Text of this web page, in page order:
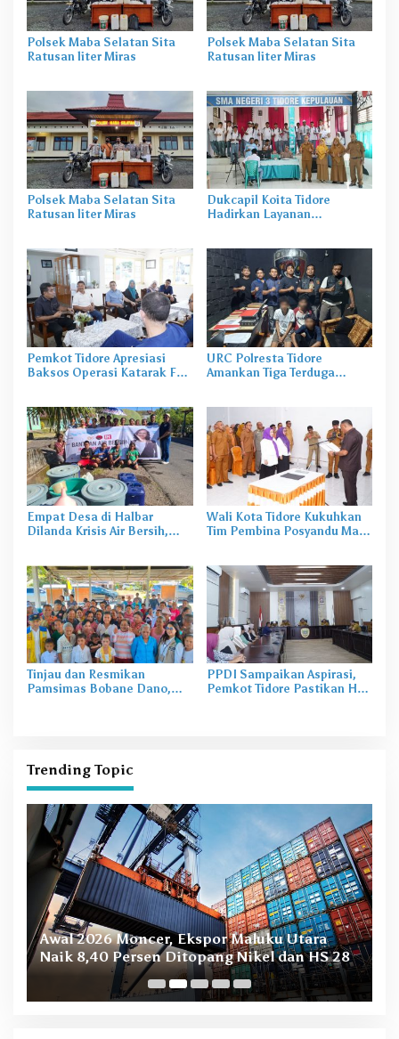
Polsek Maba Selatan Sita
Ratusan liter Miras
Polsek Maba Selatan Sita
Ratusan liter Miras
Polsek Maba Selatan Sita
Ratusan liter Miras
Dukcapil Koita Tidore
Hadirkan Layanan
Pemkot Tidore Apresiasi
Baksos Operasi Katarak FK-
URC Polresta Tidore
Amankan Tiga Terduga
Empat Desa di Halbar
Dilanda Krisis Air Bersih,
Wali Kota Tidore Kukuhkan
Tim Pembina Posyandu Masa
Tinjau dan Resmikan
Pamsimas Bobane Dano,
PPDI Sampaikan Aspirasi,
Pemkot Tidore Pastikan Hak
Trending Topic
Awal 2026 Moncer, Ekspor Maluku Utara
Naik 8,40 Persen Ditopang Nikel dan HS 28